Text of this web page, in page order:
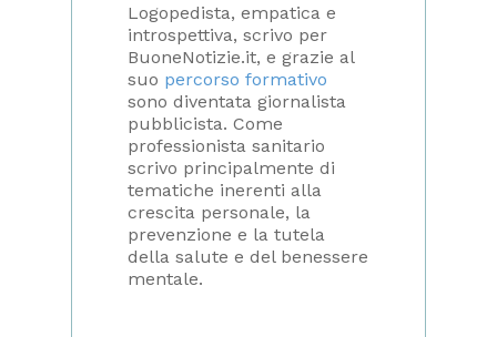
Logopedista, empatica e
introspettiva, scrivo per
BuoneNotizie.it, e grazie al
suo percorso formativo
sono diventata giornalista
pubblicista. Come
professionista sanitario
scrivo principalmente di
tematiche inerenti alla
crescita personale, la
prevenzione e la tutela
della salute e del benessere
mentale.